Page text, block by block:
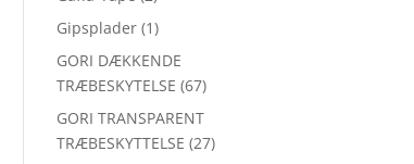
Gipsplader (1)
GORI DÆKKENDE
TRÆBESKYTELSE (67)
GORI TRANSPARENT
TRÆBESKYTTELSE (27)